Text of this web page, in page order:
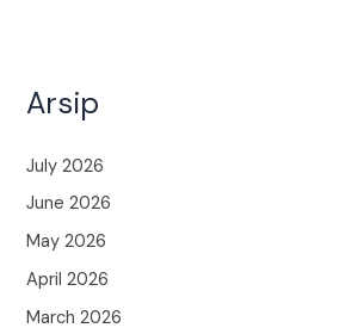
Arsip
July 2026
June 2026
May 2026
April 2026
March 2026